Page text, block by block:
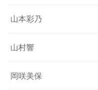
山本彩乃
山村響
岡咲美保